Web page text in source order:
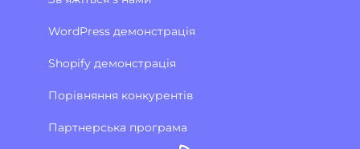
WordPress демонстрація
Shopify демонстрація
Порівняння конкурентів
Партнерська програма